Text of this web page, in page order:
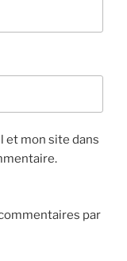
et mon site dans
par